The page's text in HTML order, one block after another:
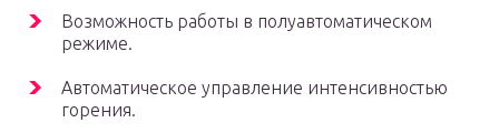
Возможность работы в полуавтоматическом
режиме.
Автоматическое управление интенсивностью
горения.